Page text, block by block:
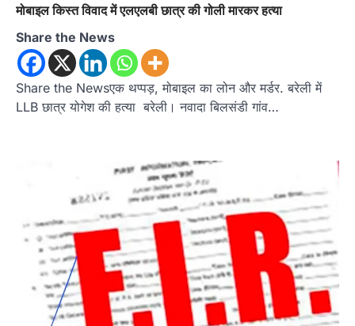
मोबाइल किस्त विवाद में एलएलबी छात्र की गोली मारकर हत्या
Share the News
Share the Newsएक थप्पड़, मोबाइल का लोन और मर्डर. बरेली में
LLB छात्र योगेश की हत्या बरेली। नवादा बिलसंडी गांव…